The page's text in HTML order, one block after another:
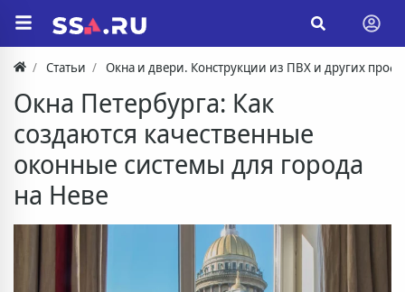
Статьи Окна и двери. Конструкции из ПВХ и других
Окна Петербурга: Как
создаются качественные
оконные системы для города
на Неве